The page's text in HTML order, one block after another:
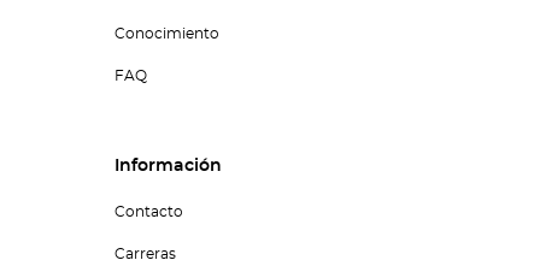
Conocimiento
FAQ
Información
Contacto
Carreras